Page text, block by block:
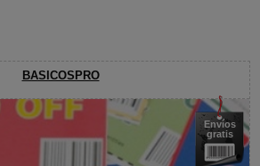
BASICOSPRO
Envíos
gratis